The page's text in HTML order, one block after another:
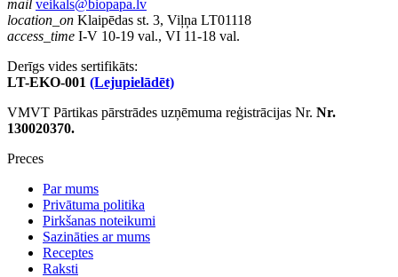
mail veikals@biopapa.lv
location_on Klaipēdas st. 3, Viļņa LT01118
access_time I-V 10-19 val., VI 11-18 val.
Derīgs vides sertifikāts:
LT-EKO-001 (Lejupielādēt)
VMVT Pārtikas pārstrādes uzņēmuma reģistrācijas Nr. Nr.
130020370.
Preces
Par mums
Privātuma politika
Pirkšanas noteikumi
Sazināties ar mums
Receptes
Raksti